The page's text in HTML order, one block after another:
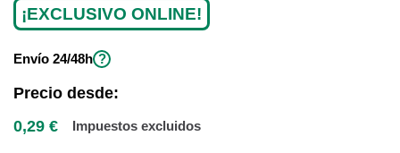
¡EXCLUSIVO ONLINE!
Envío 24/48h ?
Precio desde:
0,29 €
Impuestos excluidos